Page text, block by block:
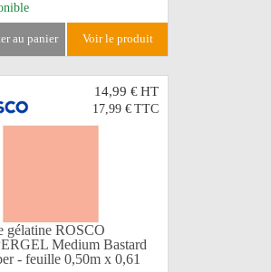
au panier voir le produit
14,99 €HT
17,99 € TTC
gélatine ROSCO
Medium Bastard
- feuille 0,50m x 0,61